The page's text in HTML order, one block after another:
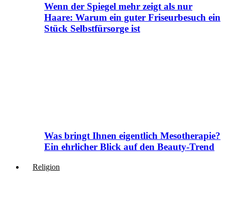
Wenn der Spiegel mehr zeigt als nur
Haare: Warum ein guter Friseurbesuch ein
Stück Selbstfürsorge ist
Was bringt Ihnen eigentlich Mesotherapie?
Ein ehrlicher Blick auf den Beauty-Trend
Religion